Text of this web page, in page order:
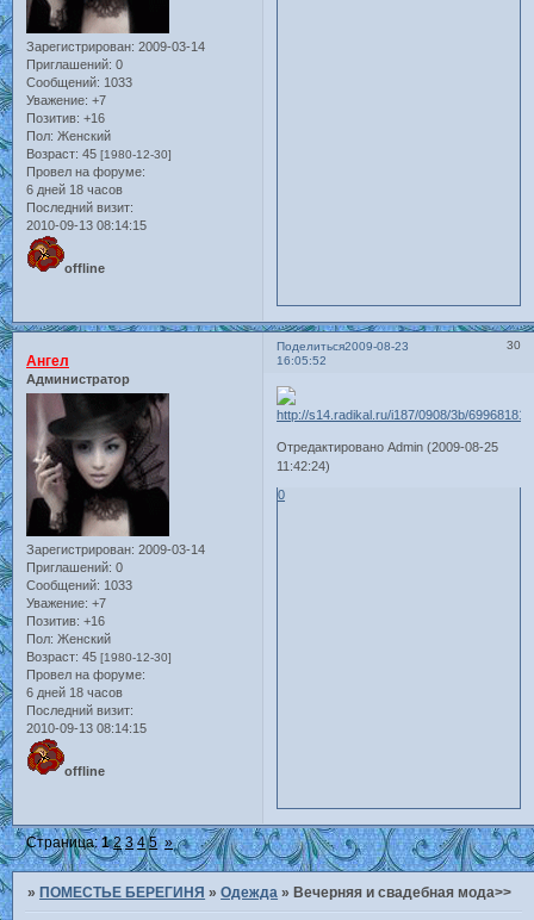
Зарегистрирован: 2009-03-14
Приглашений: 0
Сообщений: 1033
Уважение: +7
Позитив: +16
Пол: Женский
Возраст: 45 [1980-12-30]
Провел на форуме:
6 дней 18 часов
Последний визит:
2010-09-13 08:14:15
offline
Поделиться 30
2009-08-23
16:05:52
Ангел
Администратор
Зарегистрирован: 2009-03-14
Приглашений: 0
Сообщений: 1033
Уважение: +7
Позитив: +16
Пол: Женский
Возраст: 45 [1980-12-30]
Провел на форуме:
6 дней 18 часов
Последний визит:
2010-09-13 08:14:15
offline
Отредактировано Admin (2009-08-25
11:42:24)
0
Страница:1 2 3 4 5 »
» ПОМЕСТЬЕ БЕРЕГИНЯ »Одежда » Вечерняя и свадебная мода>>